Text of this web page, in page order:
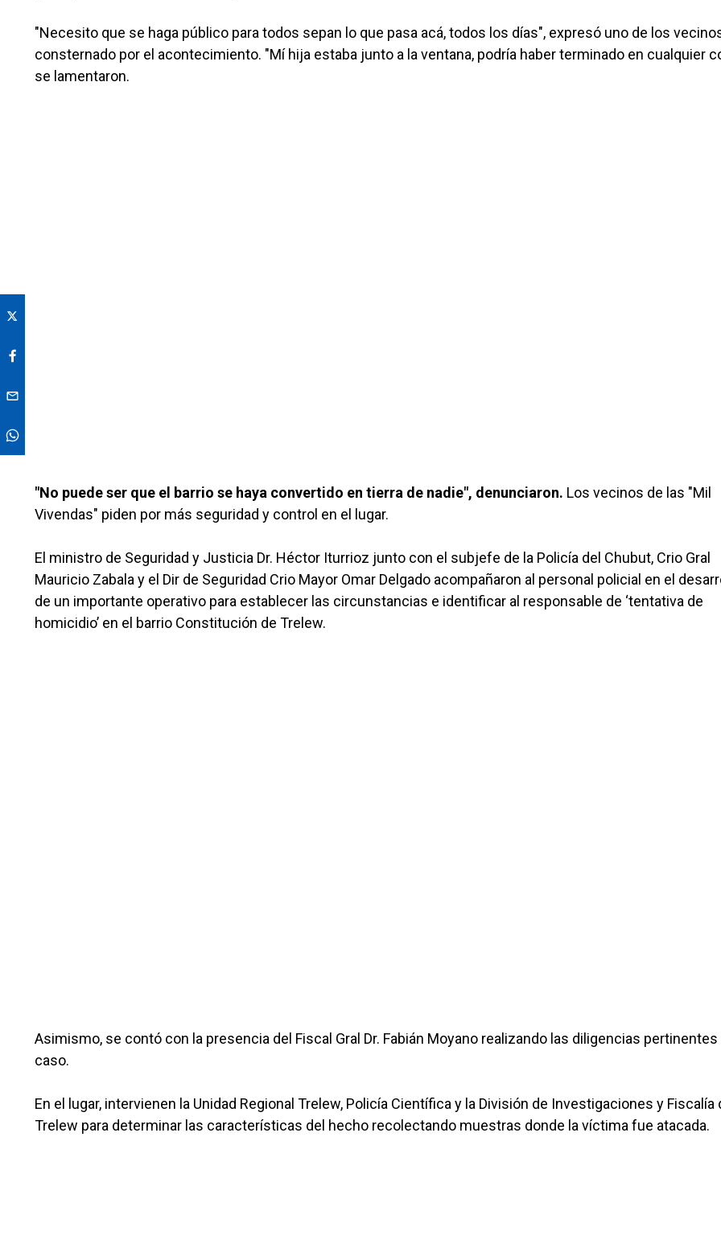
"Necesito que se haga público para todos sepan lo que pasa acá, todos los días", expresó uno de los
consternado por el acontecimiento. "Mí hija estaba junto a la ventana, podría haber terminado en cualquier
se lamentaron.
"No puede ser que el barrio se haya convertido en tierra de nadie", denunciaron. Los vecinos de las "Mil
Vivendas" piden por más seguridad y control en el lugar.
El ministro de Seguridad y Justicia Dr. Héctor Iturrioz junto con el subjefe de la Policía del Chubut, Crio Gral
Mauricio Zabala y el Dir de Seguridad Crio Mayor Omar Delgado acompañaron al personal policial en el
de un importante operativo para establecer las circunstancias e identificar al responsable de ‘tentativa de
homicidio’ en el barrio Constitución de Trelew.
Asimismo, se contó con la presencia del Fiscal Gral Dr. Fabián Moyano realizando las diligencias pertinentes
caso.
En el lugar, intervienen la Unidad Regional Trelew, Policía Científica y la División de Investigaciones y Fiscalía
Trelew para determinar las características del hecho recolectando muestras donde la víctima fue atacada.